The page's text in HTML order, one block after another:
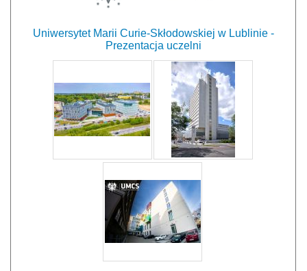
Uniwersytet Marii Curie-Skłodowskiej w Lublinie -
Prezentacja uczelni